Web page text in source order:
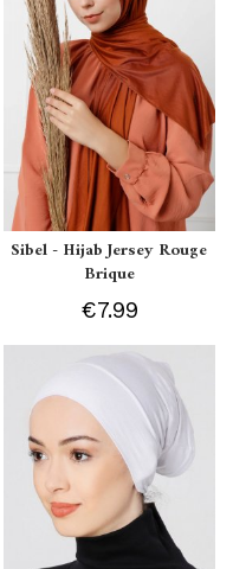
Sibel - Hijab Jersey Rouge
Brique
€7.99